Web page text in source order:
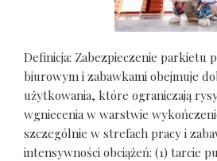
Definicja: Zabezpieczenie parkietu
biurowym i zabawkami obejmuje
użytkowania, które ograniczają
wgniecenia w warstwie
szczególnie w strefach pracy i
intensywności obciążeń: (1) tarcie